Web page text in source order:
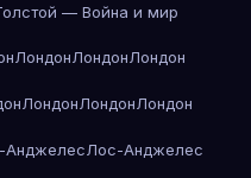
— Война и мир
ЛондонЛондонЛондон
ЛондонЛондонЛондон
АнджелесЛос-Анджелес